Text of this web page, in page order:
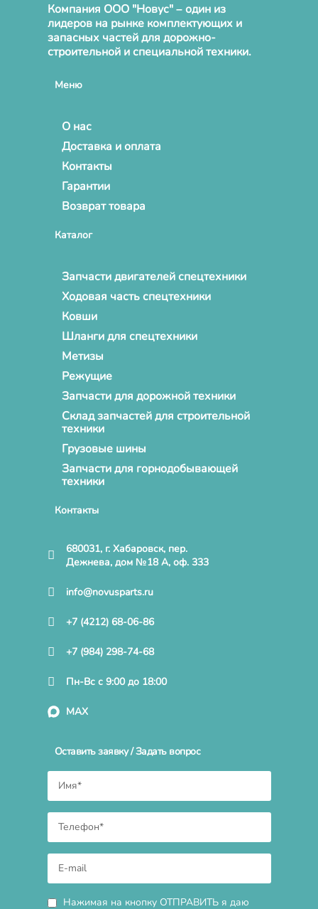
Компания ООО "Новус" – один из
лидеров на рынке комплектующих и
запасных частей для дорожно-
строительной и специальной техники.
Меню
О нас
Доставка и оплата
Контакты
Гарантии
Возврат товара
Каталог
Запчасти двигателей спецтехники
Ходовая часть спецтехники
Ковши
Шланги для спецтехники
Метизы
Режущие
Запчасти для дорожной техники
Склад запчастей для строительной
техники
Грузовые шины
Запчасти для горнодобывающей
техники
Контакты
680031, г. Хабаровск, пер.
Дежнева, дом №18 А, оф. 333
info@novusparts.ru
+7 (4212) 68-06-86
+7 (984) 298-74-68
Пн-Вс с 9:00 до 18:00
MAX
Оставить заявку / Задать вопрос
Нажимая на кнопку ОТПРАВИТЬ я даю